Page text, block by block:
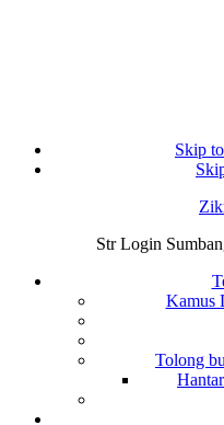
Skip
Str Login
Kamus
Tolong